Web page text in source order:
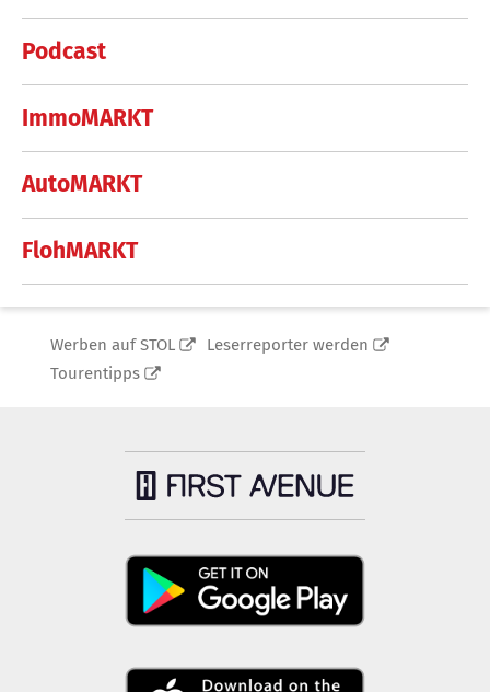
Podcast
ImmoMARKT
AutoMARKT
FlohMARKT
Werben auf STOL
Leserreporter werden
Tourentipps